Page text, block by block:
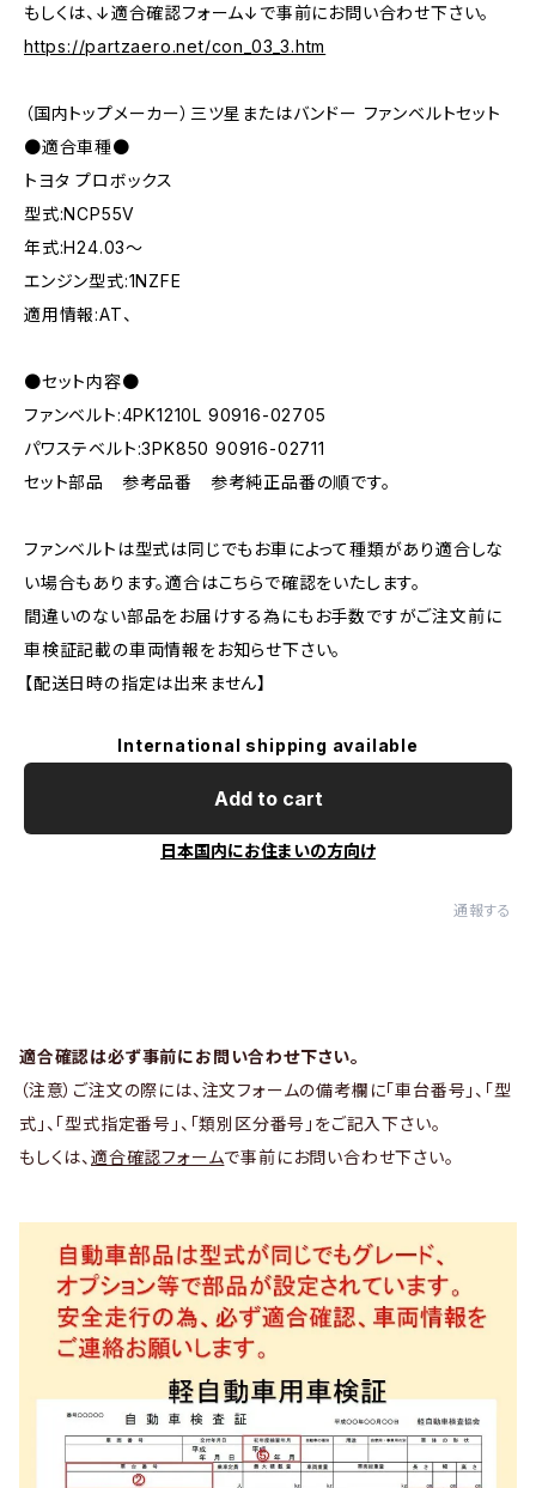
もしくは、↓適合確認フォーム↓で事前にお問い合わせ下さい。
https://partzaero.net/con_03_3.htm
（国内トップメーカー）三ツ星またはバンドー ファンベルトセット
●適合車種●
トヨタ プロボックス
型式:NCP55V
年式:H24.03～
エンジン型式:1NZFE
適用情報:AT、
●セット内容●
ファンベルト:4PK1210L 90916-02705
パワステベルト:3PK850 90916-02711
セット部品 参考品番 参考純正品番の順です。
ファンベルトは型式は同じでもお車によって種類があり適合しな
い場合もあります。適合はこちらで確認をいたします。
間違いのない部品をお届けする為にもお手数ですがご注文前に
車検証記載の車両情報をお知らせ下さい。
【配送日時の指定は出来ません】
International shipping available
Add to cart
日本国内にお住まいの方向け
通報する
適合確認は必ず事前にお問い合わせ下さい。
（注意）ご注文の際には、注文フォームの備考欄に「車台番号」、「型
式」、「型式指定番号」、「類別区分番号」をご記入下さい。
もしくは、 適合確認フォームで事前にお問い合わせ下さい。